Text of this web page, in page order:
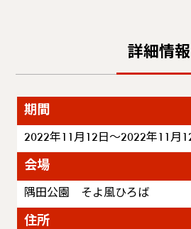
詳細情報
期間
2022年11月12日～2022年11月
会場
隅田公園 そよ風ひろば
住所